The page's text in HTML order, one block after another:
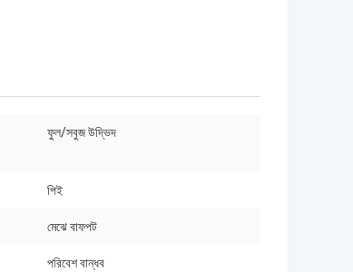
ফুল/সবুজ উদ্ভিদ
পিই
মেঝে বাফপট
পরিবেশ বান্ধব